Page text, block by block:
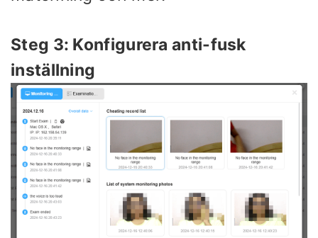
Steg 3: Konfigurera anti-fusk
inställning